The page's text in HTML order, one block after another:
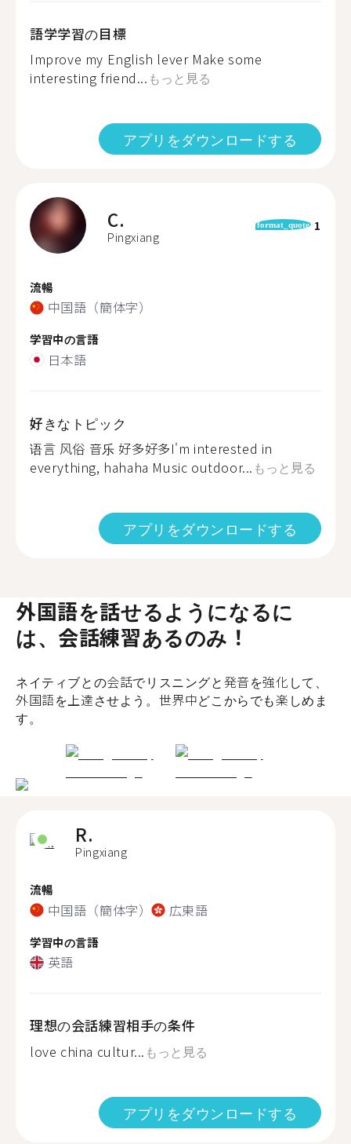
語学学習の目標
Improve my English lever Make some
interesting friend... もっと見る
アプリをダウンロードする
C.
Pingxiang
format_quote 1
流暢
中国語（簡体字）
学習中の言語
日本語
好きなトピック
语言 风俗 音乐 好多好多I'm interested in
everything, hahaha Music outdoor... もっと見る
アプリをダウンロードする
外国語を話せるようになるに
は、会話練習あるのみ！
ネイティブとの会話でリスニングと発音を強化して、
外国語を上達させよう。世界中どこからでも楽しめま
す。
R.
Pingxiang
流暢
中国語（簡体字） 広東語
学習中の言語
英語
理想の会話練習相手の条件
love china cultur... もっと見る
アプリをダウンロードする